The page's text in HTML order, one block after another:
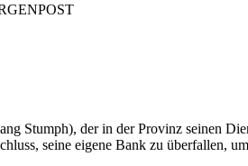
Stumph), der in der Provinz seinen
seine eigene Bank zu überfallen,